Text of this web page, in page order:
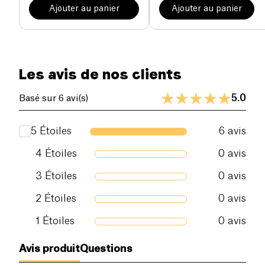
Ajouter au panier Ajouter au panier
Les avis de nos clients
Basé sur 6 avi(s) 5.0
5 Étoiles 6 avis
4 Étoiles 0 avis
3 Étoiles 0 avis
2 Étoiles 0 avis
1 Étoiles 0 avis
Avis produitQuestions